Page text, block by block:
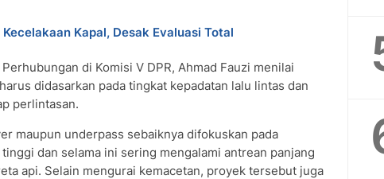
Kapal, Desak Evaluasi Total
di Komisi V DPR, Ahmad Fauzi menilai
didasarkan pada tingkat kepadatan lalu lintas dan
perlintasan.
maupun underpass sebaiknya difokuskan pada
dan selama ini sering mengalami antrean panjang
api. Selain mengurai kemacetan, proyek tersebut juga